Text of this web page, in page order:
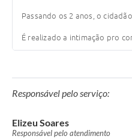
Passando os 2 anos, o
É realizado a intimação pro
Responsável pelo serviço:
Elizeu Soares
Responsável pelo atendimento